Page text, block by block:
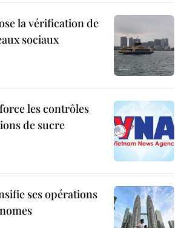
la vérification de
sociaux
les contrôles
de sucre
ses opérations